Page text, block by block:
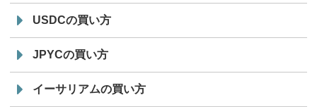
USDCの買い方
JPYCの買い方
イーサリアムの買い方